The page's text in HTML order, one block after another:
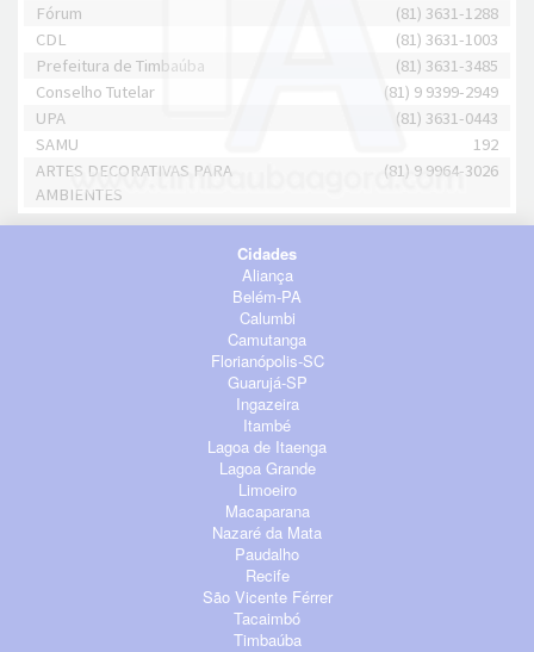
Fórum
(81) 3631-1288
CDL
(81) 3631-1003
Prefeitura de Timbaúba
(81) 3631-3485
Conselho Tutelar
(81) 9 9399-2949
UPA
(81) 3631-0443
SAMU
192
ARTES DECORATIVAS PARA
AMBIENTES
(81) 9 9964-3026
Cidades
Aliança
Belém-PA
Calumbi
Camutanga
Florianópolis-SC
Guarujá-SP
Ingazeira
Itambé
Lagoa de Itaenga
Lagoa Grande
Limoeiro
Macaparana
Nazaré da Mata
Paudalho
Recife
São Vicente Férrer
Tacaimbó
Timbaúba